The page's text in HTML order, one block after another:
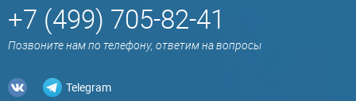
+7 (499) 705-82-41
Позвоните нам по телефону, ответим на вопросы
Telegram